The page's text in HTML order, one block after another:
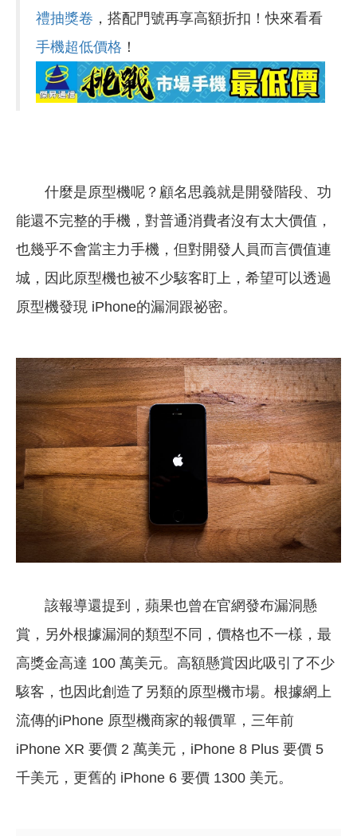
禮抽獎卷 ，搭配門號再享高額折扣！快來看看
手機超低價格 ！
什麼是原型機呢？顧名思義就是開發階段、功
能還不完整的手機，對普通消費者沒有太大價值，
也幾乎不會當主力手機，但對開發人員而言價值連
城，因此原型機也被不少駭客盯上，希望可以透過
原型機發現 iPhone的漏洞跟祕密。
該報導還提到，蘋果也曾在官網發布漏洞懸
賞，另外根據漏洞的類型不同，價格也不一樣，最
高獎金高達 100 萬美元。高額懸賞因此吸引了不少
駭客，也因此創造了另類的原型機市場。根據網上
流傳的iPhone 原型機商家的報價單，三年前
iPhone XR 要價 2 萬美元，iPhone 8 Plus 要價 5
千美元，更舊的 iPhone 6 要價 1300 美元。